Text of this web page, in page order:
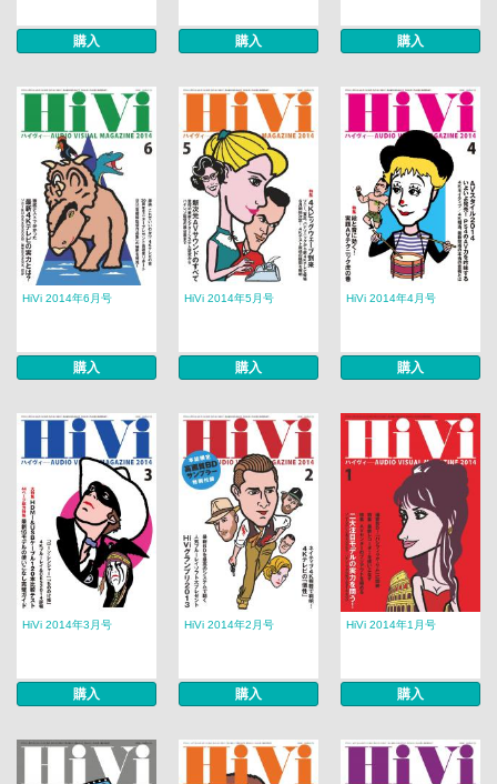
購入 購入 購入
HiVi 2014年6月号
購入
HiVi 2014年5月号
購入
HiVi 2014年4月号
購入
HiVi 2014年3月号
購入
HiVi 2014年2月号
購入
HiVi 2014年1月号
購入